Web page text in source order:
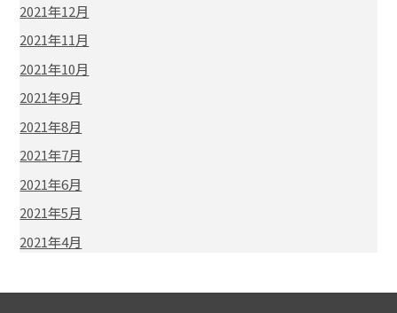
2021年12月
2021年11月
2021年10月
2021年9月
2021年8月
2021年7月
2021年6月
2021年5月
2021年4月